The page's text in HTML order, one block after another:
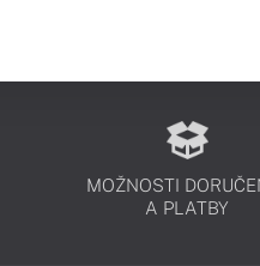
MOŽNOSTI
A PLATBY